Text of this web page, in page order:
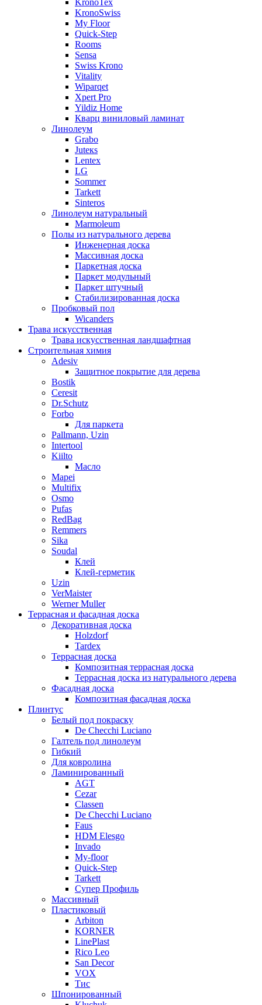
KronoSwiss
My Floor
Quick-Step
Rooms
Sensa
Swiss Krono
Vitality
Wiparqet
Xpert Pro
Yildiz Home
Кварц виниловый ламинат
Линолеум
Grabo
Juteкs
Lentex
LG
Sommer
Tarkett
Sinteros
Линолеум натуральный
Marmoleum
Полы из натурального дерева
Инженерная доска
Массивная доска
Паркетная доска
Паркет модульный
Паркет штучный
Стабилизированная доска
Пробковый пол
Wicanders
Трава искусственная
Трава искусственная ландшафтная
Строительная химия
Adesiv
Защитное покрытие для дерева
Bostik
Ceresit
Dr.Schutz
Forbo
Для паркета
Pallmann, Uzin
Intertool
Kiilto
Масло
Mapei
Multifix
Osmo
Pufas
RedBag
Remmers
Sika
Soudal
Клей
Клей-герметик
Uzin
VerMaister
Werner Muller
Террасная и фасадная доска
Декоративная доска
Holzdorf
Tardex
Террасная доска
Композитная террасная доска
Террасная доска из натурального дерева
Фасадная доска
Композитная фасадная доска
Плинтус
Белый под покраску
De Checchi Luciano
Галтель под линолеум
Гибкий
Для ковролина
Ламинированный
AGT
Cezar
Classen
De Checchi Luciano
Faus
HDM Elesgo
Invado
My-floor
Quick-Step
Tarkett
Супер Профиль
Массивный
Пластиковый
Arbiton
KORNER
LinePlast
Rico Leo
San Decor
VOX
Тис
Шпонированный